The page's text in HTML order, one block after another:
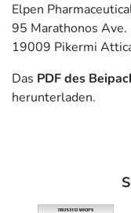
Cholesterin
verarbeitet und
an in der Blutbahn
("Verkalkung")
Blutfette wird
- Hyperlipidämie
Elpen
95 Marathonos Ave.
19009 Pikermi
Das PDF des
herunterladen.